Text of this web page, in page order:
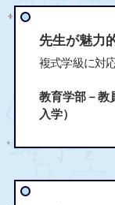
先生が魅力
複式学級に対
教育学部－教
入学）